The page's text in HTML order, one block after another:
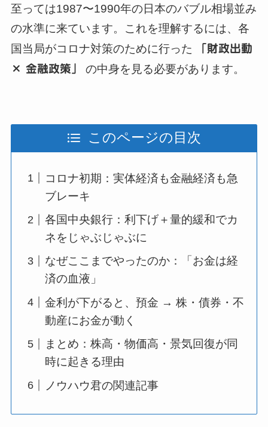
至っては1987〜1990年の日本のバブル相場並み
の水準に来ています。これを理解するには、各
国当局がコロナ対策のために行った
「財政出動
× 金融政策」
の中身を見る必要があります。
このページの目次
コロナ初期：実体経済も金融経済も急
ブレーキ
各国中央銀行：利下げ＋量的緩和でカ
ネをじゃぶじゃぶに
なぜここまでやったのか：「お金は経
済の血液」
金利が下がると、預金 → 株・債券・不
動産にお金が動く
まとめ：株高・物価高・景気回復が同
時に起きる理由
ノウハウ君の関連記事